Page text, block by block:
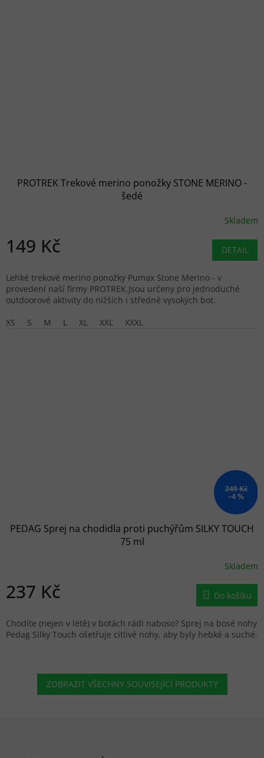
PROTREK Trekové merino ponožky STONE MERINO -
šedé
Skladem
149 Kč DETAIL
Lehké trekové merino ponožky Pumax Stone Merino - v
provedení naší firmy PROTREK.Jsou určeny pro jednoduché
outdoorové aktivity do nižších i středně vysokých bot.
XS
S M L XL XXL XXXL
249 Kč
–4 %
PEDAG Sprej na chodidla proti puchýřům SILKY TOUCH
75 ml
Skladem
237 Kč Do košíku
Chodíte (nejen v létě) v botách rádi naboso? Sprej na bosé nohy
Pedag Silky Touch ošetřuje citlivé nohy, aby byly hebké a suché.
ZOBRAZIT VŠECHNY SOUVISEJÍCÍ PRODUKTY